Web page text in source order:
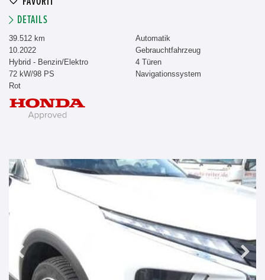
DETAILS
39.512 km
10.2022
Hybrid - Benzin/Elektro
72 kW/98 PS
Rot
Automatik
Gebrauchtfahrzeug
4 Türen
Navigationssystem